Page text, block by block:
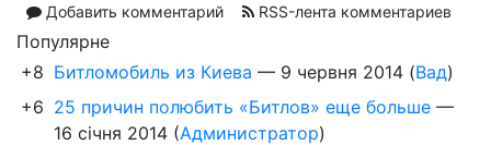
Добавить комментарий RSS-лента комментариев
Популярне
+8 Битломобиль из Киева — 9 червня 2014 (Вад)
+6 25 причин полюбить «Битлов» еще больше —
16 січня 2014 (Администратор)